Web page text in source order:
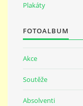
Plakáty
FOTOALBUM
Akce
Soutěže
Absolventi